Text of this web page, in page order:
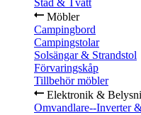
Städ & Tvätt
Möbler
Campingbord
Campingstolar
Solsängar & Strandstol
Förvaringskåp
Tillbehör möbler
Elektronik &
Omvandlare--Inverter